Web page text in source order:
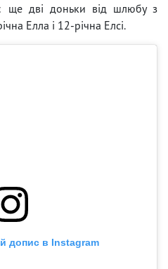
ще дві доньки від шлюбу з
Елла і 12-річна Елсі.
допис в Instagram